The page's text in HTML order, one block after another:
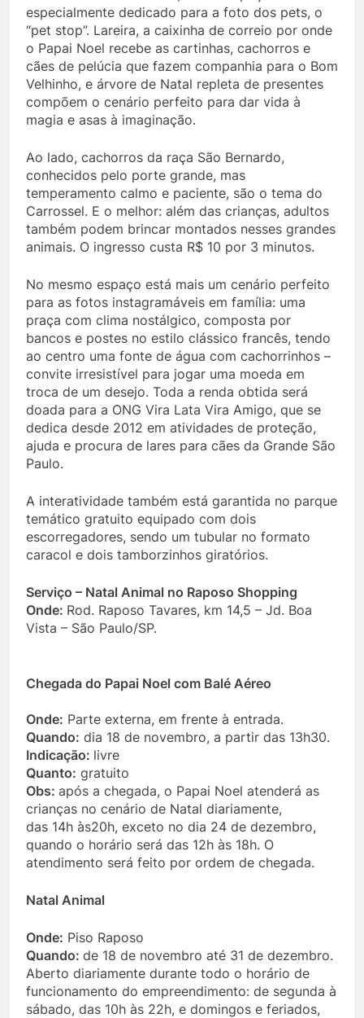
especialmente dedicado para a foto dos pets, o
“pet stop”. Lareira, a caixinha de correio por onde
o Papai Noel recebe as cartinhas, cachorros e
cães de pelúcia que fazem companhia para o Bom
Velhinho, e árvore de Natal repleta de presentes
compõem o cenário perfeito para dar vida à
magia e asas à imaginação.
Ao lado, cachorros da raça São Bernardo,
conhecidos pelo porte grande, mas
temperamento calmo e paciente, são o tema do
Carrossel. E o melhor: além das crianças, adultos
também podem brincar montados nesses grandes
animais. O ingresso custa R$ 10 por 3 minutos.
No mesmo espaço está mais um cenário perfeito
para as fotos instagramáveis em família: uma
praça com clima nostálgico, composta por
bancos e postes no estilo clássico francês, tendo
ao centro uma fonte de água com cachorrinhos –
convite irresistível para jogar uma moeda em
troca de um desejo. Toda a renda obtida será
doada para a ONG Vira Lata Vira Amigo, que se
dedica desde 2012 em atividades de proteção,
ajuda e procura de lares para cães da Grande São
Paulo.
A interatividade também está garantida no parque
temático gratuito equipado com dois
escorregadores, sendo um tubular no formato
caracol e dois tamborzinhos giratórios.
Serviço – Natal Animal no Raposo Shopping
Onde: Rod. Raposo Tavares, km 14,5 – Jd. Boa
Vista – São Paulo/SP.
Chegada do Papai Noel com Balé Aéreo
Onde: Parte externa, em frente à entrada.
Quando: dia 18 de novembro, a partir das 13h30.
Indicação: livre
Quanto: gratuito
Obs: após a chegada, o Papai Noel atenderá as
crianças no cenário de Natal diariamente,
das 14h às20h, exceto no dia 24 de dezembro,
quando o horário será das 12h às 18h. O
atendimento será feito por ordem de chegada.
Natal Animal
Onde: Piso Raposo
Quando: de 18 de novembro até 31 de dezembro.
Aberto diariamente durante todo o horário de
funcionamento do empreendimento: de segunda à
sábado, das 10h às 22h, e domingos e feriados,